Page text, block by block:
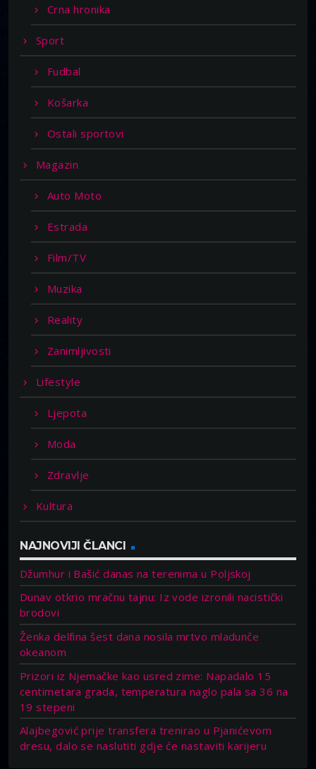
Crna hronika
Sport
Fudbal
Košarka
Ostali sportovi
Magazin
Auto Moto
Estrada
Film/TV
Muzika
Reality
Zanimljivosti
Lifestyle
Ljepota
Moda
Zdravlje
Kultura
NAJNOVIJI ČLANCI
Džumhur i Bašić danas na terenima u Poljskoj
Dunav otkrio mračnu tajnu: Iz vode izronili nacistički
brodovi
Ženka delfina šest dana nosila mrtvo mladunče
okeanom
Prizori iz Njemačke kao usred zime: Napadalo 15
centimetara grada, temperatura naglo pala sa 36 na
19 stepeni
Alajbegović prije transfera trenirao u Pjanićevom
dresu, dalo se naslutiti gdje će nastaviti karijeru